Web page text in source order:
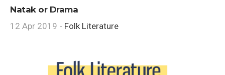
Natak or Drama
12 Apr 2019 - Folk Literature